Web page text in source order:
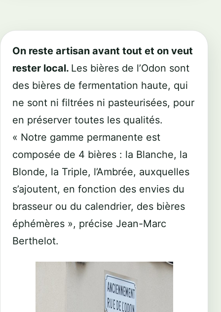
On reste artisan avant tout et on veut
rester local. Les bières de l’Odon sont
des bières de fermentation haute, qui
ne sont ni filtrées ni pasteurisées, pour
en préserver toutes les qualités.
« Notre gamme permanente est
composée de 4 bières : la Blanche, la
Blonde, la Triple, l’Ambrée, auxquelles
s’ajoutent, en fonction des envies du
brasseur ou du calendrier, des bières
éphémères », précise Jean-Marc
Berthelot.